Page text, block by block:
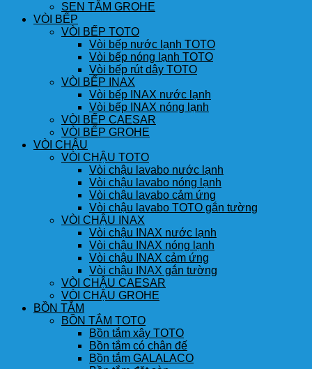
SEN TẮM GROHE
VÒI BẾP
VÒI BẾP TOTO
Vòi bếp nước lạnh TOTO
Vòi bếp nóng lạnh TOTO
Vòi bếp rút dây TOTO
VÒI BẾP INAX
Vòi bếp INAX nước lạnh
Vòi bếp INAX nóng lạnh
VÒI BẾP CAESAR
VÒI BẾP GROHE
VÒI CHẬU
VÒI CHẬU TOTO
Vòi chậu lavabo nước lạnh
Vòi chậu lavabo nóng lạnh
Vòi chậu lavabo cảm ứng
Vòi chậu lavabo TOTO gắn tường
VÒI CHẬU INAX
Vòi chậu INAX nước lạnh
Vòi chậu INAX nóng lạnh
Vòi chậu INAX cảm ứng
Vòi chậu INAX gắn tường
VÒI CHẬU CAESAR
VÒI CHẬU GROHE
BỒN TẮM
BỒN TẮM TOTO
Bồn tắm xây TOTO
Bồn tắm có chân đế
Bồn tắm GALALACO